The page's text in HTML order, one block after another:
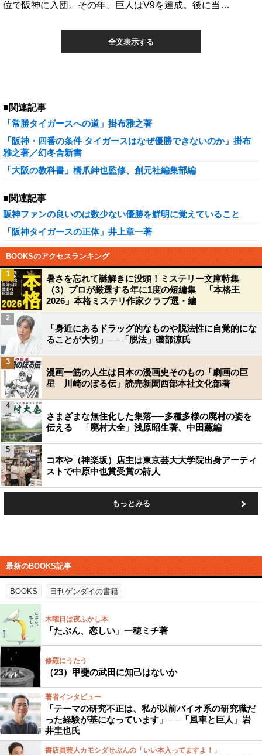
位で阪神に入団。その年、巨人はV9を達成。後に当…
全文表示する
■関連記事
「常勝タイガースへの道」掛布雅之著
「阪神・四番の条件 タイガースはなぜ優勝できないのか」掛布
雅之著／幻冬舎新書
「大阪の教科書」橋爪紳也監修、創元社編集部編
■関連記事
阪神ファンの良いのは数少ない優勝を鮮明に覚えていること
「阪神タイガースの正体」井上章一著
BOOKSのアクセスランキング
暑さを忘れて謎解きに没頭！ミステリー文庫特集
（3）プロが厳選する年に1度の短編集 「本格王
2026」本格ミステリ作家クラブ選・編
1
「身近にあるドラッグ的なものや脱法性に自覚的にな
ることが大切」──「脱法」磯部涼氏
2
漫画一筋の人生は日本の漫画史そのもの「劇画の巨
星 川崎のぼる伝」読売新聞西部本社文化部著
3
さまざまな無住化した集落──多種多様の廃村の姿を
伝える 「廃村大全」浅原昭生著、中田薫編
4
コ本や（神楽坂）店主は東京芸大大学院出身アーティ
ストで中原中也賞受賞の詩人
5
もっとみる
最新のBOOKS記事
BOOKS 日刊ゲンダイの書籍
木曜日は夜ふかし本
「たぶん、恋しい」一穂ミチ著
修羅にうたう
（23）甲斐の武田に知己はないか
著者インタビュー
「テーマの研究不正は、私が以前バイオ系の研究職だ
った経験が基になっています」──「風車と巨人」岩
井圭也氏
書店員芸人カモシダせぶんの「いい本入ってますよ！」